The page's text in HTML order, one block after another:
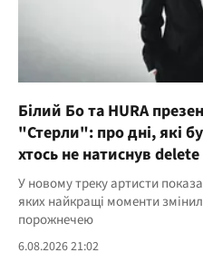
Білий Бо та HURA
"Стерли": про дні, які
хтось не натиснув delete
У новому треку артисти
яких найкращі моменти
порожнечею
6.08.2026 21:02